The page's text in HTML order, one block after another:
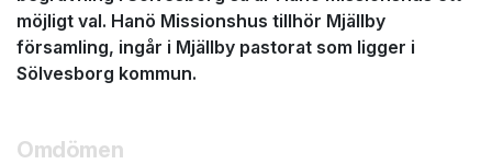
möjligt val. Hanö Missionshus tillhör Mjällby
församling, ingår i Mjällby pastorat som ligger i
Sölvesborg kommun.
Omdömen